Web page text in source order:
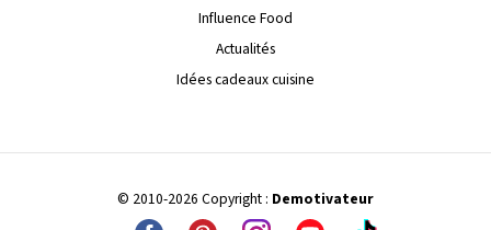
Influence Food
Actualités
Idées cadeaux cuisine
© 2010-2026 Copyright : Demotivateur